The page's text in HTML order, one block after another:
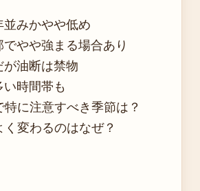
並みかやや低め
やや強まる場合あり
が油断は禁物
い時間帯も
に注意すべき季節は？
変わるのはなぜ？